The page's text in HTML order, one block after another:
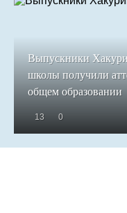
Выпускники
школы получили
общем образовании
13 0